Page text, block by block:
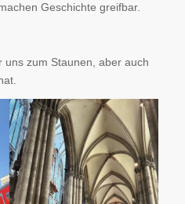
Geschichte greifbar.
uns zum Staunen, aber auch